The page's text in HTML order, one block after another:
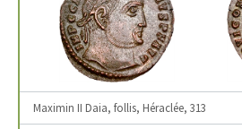
Maximin II Daia, follis, Héraclée, 313